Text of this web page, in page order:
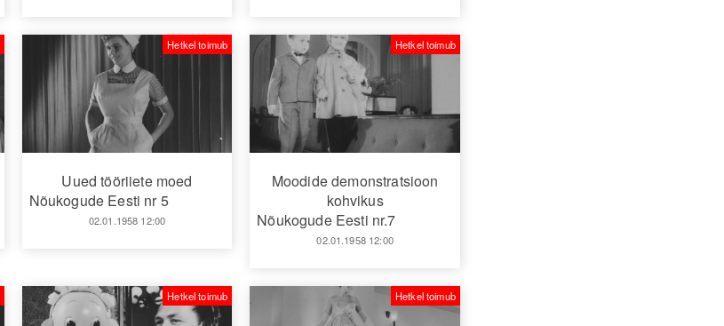
Uued tööriiete moed
Nõukogude Eesti nr 5
02.01.1958 12:00
Hetkel toimub
Moodide demonstratsioon
kohvikus
Nõukogude Eesti nr.7
02.01.1958 12:00
Hetkel toimub
Hetkel toimub Hetkel toimub